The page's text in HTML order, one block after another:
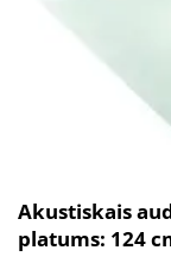
Akustiskais
platums: 124